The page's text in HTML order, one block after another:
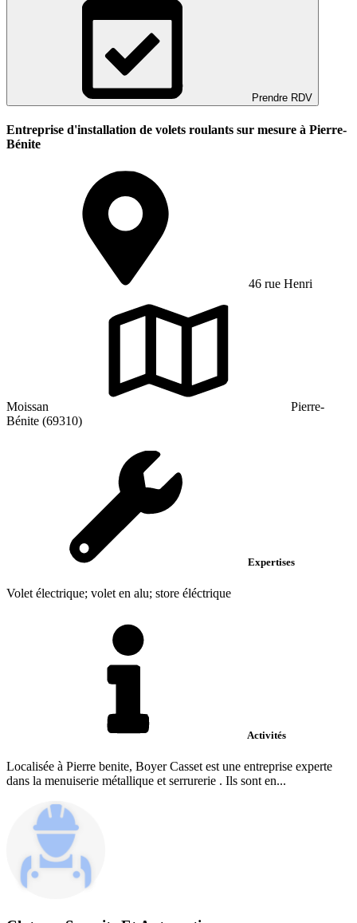
Prendre RDV
Entreprise d'installation de volets roulants sur mesure à Pierre-
Bénite
46 rue Henri
Moissan
Pierre-
Bénite (69310)
Expertises
Volet électrique; volet en alu; store éléctrique
Activités
Localisée à Pierre benite, Boyer Casset est une entreprise experte
dans la menuiserie métallique et serrurerie . Ils sont en...